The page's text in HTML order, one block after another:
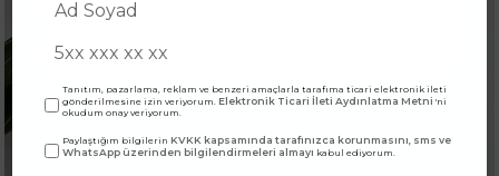
Tanıtım, pazarlama, reklam ve benzeri amaçlarla tarafıma ticari elektronik ileti
gönderilmesine izin veriyorum.Elektronik Ticari İleti Aydınlatma Metni 'ni
okudum onay veriyorum.
Paylaştığım bilgilerinKVKK kapsamında tarafınızca korunmasını, sms ve
WhatsApp üzerinden bilgilendirmeleri almayı kabul ediyorum.